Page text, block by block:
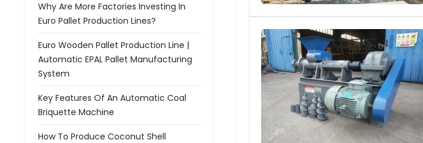
Why Are More Factories Investing In
Euro Pallet Production Lines?
Euro Wooden Pallet Production Line |
Automatic EPAL Pallet Manufacturing
System
Key Features Of An Automatic Coal
Briquette Machine
How To Produce Coconut Shell